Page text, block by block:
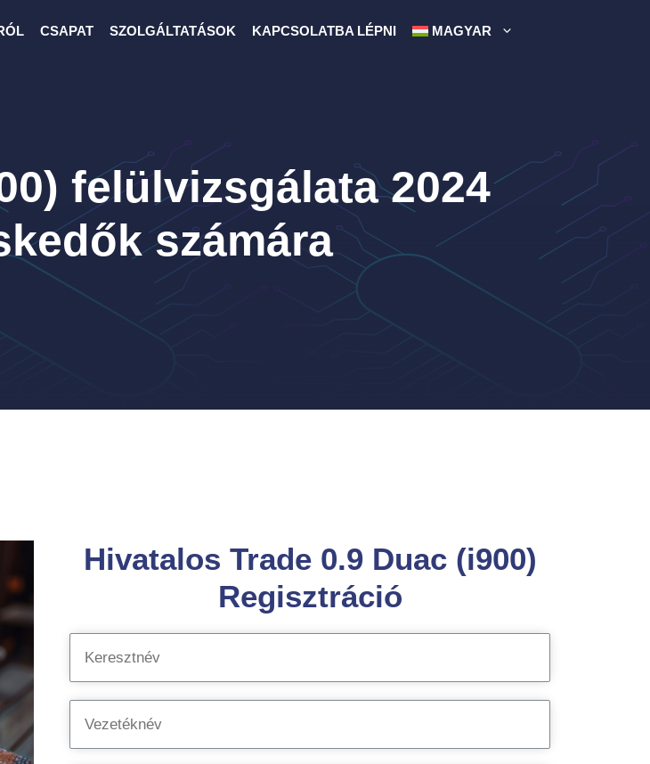
CSAPAT SZOLGÁLTATÁSOK KAPCSOLATBA LÉPNI MAGYAR
felülvizsgálata 2024
számára
Hivatalos Trade 0.9 Duac (i900)
Regisztráció